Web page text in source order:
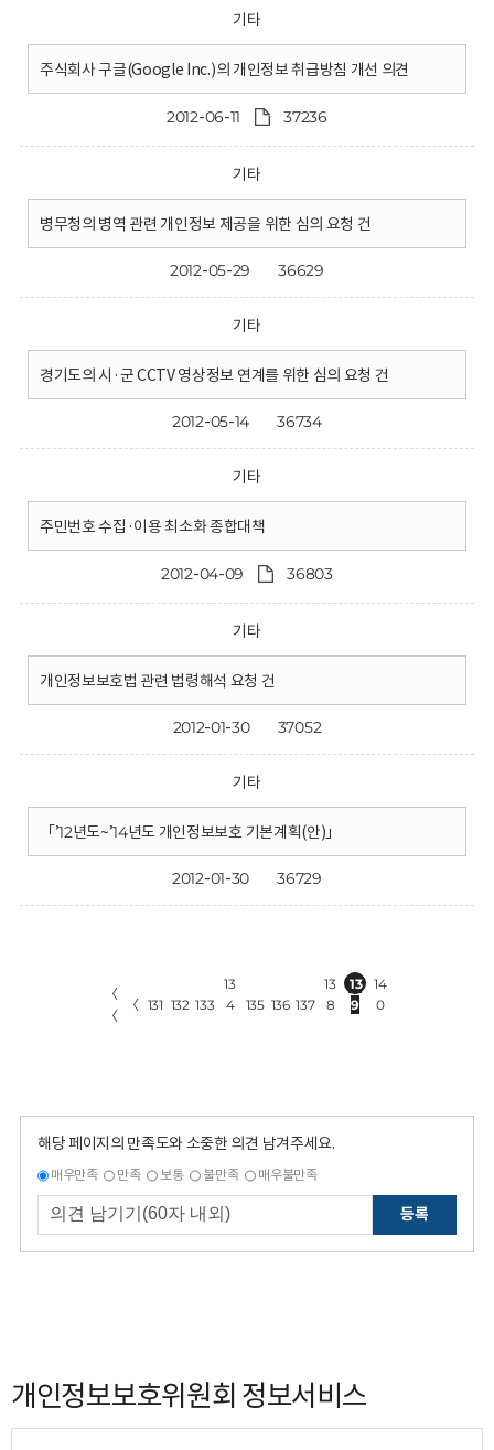
기타
주식회사 구글(Google Inc.)의 개인정보 취급방침 개선 의견
2012-06-11 37236
기타
병무청의 병역 관련 개인정보 제공을 위한 심의 요청 건
2012-05-29 36629
기타
경기도의 시·군 CCTV 영상정보 연계를 위한 심의 요청 건
2012-05-14 36734
기타
주민번호 수집·이용 최소화 종합대책
2012-04-09 36803
기타
개인정보보호법 관련 법령해석 요청 건
2012-01-30 37052
기타
「’12년도~’14년도 개인정보보호 기본계획(안)」
2012-01-30 36729
〈
〈
〈 131 132 133
13
4
135 136 137
13
8
13
9
14
0
해당 페이지의 만족도와 소중한 의견 남겨주세요.
매우만족 만족 보통 불만족 매우불만족
등록
개인정보보호위원회 정보서비스